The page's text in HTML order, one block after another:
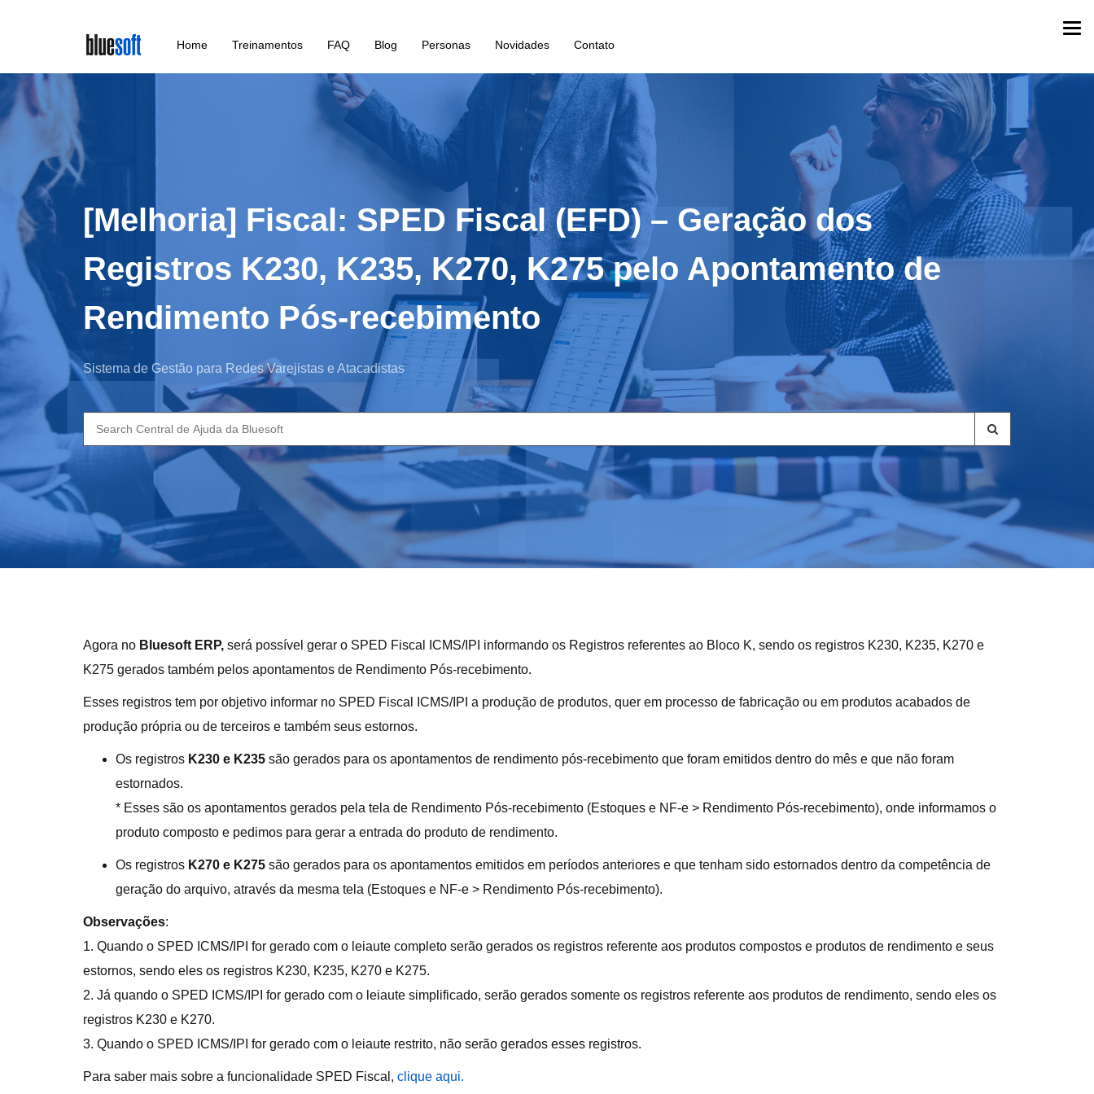
main
content
Home Treinamentos FAQ Blog Personas Novidades Contato
[Melhoria] Fiscal: SPED Fiscal (EFD) – Geração dos
Registros K230, K235, K270, K275 pelo Apontamento de
Rendimento Pós-recebimento
Sistema de Gestão para Redes Varejistas e Atacadistas
Search
for:
Agora no Bluesoft ERP, será possível gerar o SPED Fiscal ICMS/IPI informando os Registros referentes ao Bloco K, sendo os registros K230, K235, K270 e
K275 gerados também pelos apontamentos de Rendimento Pós-recebimento.
Esses registros tem por objetivo informar no SPED Fiscal ICMS/IPI a produção de produtos, quer em processo de fabricação ou em produtos acabados de
produção própria ou de terceiros e também seus estornos.
Os registros K230 e K235 são gerados para os apontamentos de rendimento pós-recebimento que foram emitidos dentro do mês e que não foram
estornados.
* Esses são os apontamentos gerados pela tela de Rendimento Pós-recebimento (Estoques e NF-e > Rendimento Pós-recebimento), onde informamos o
produto composto e pedimos para gerar a entrada do produto de rendimento.
Os registros K270 e K275 são gerados para os apontamentos emitidos em períodos anteriores e que tenham sido estornados dentro da competência de
geração do arquivo, através da mesma tela (Estoques e NF-e > Rendimento Pós-recebimento).
Observações:
1. Quando o SPED ICMS/IPI for gerado com o leiaute completo serão gerados os registros referente aos produtos compostos e produtos de rendimento e seus
estornos, sendo eles os registros K230, K235, K270 e K275.
2. Já quando o SPED ICMS/IPI for gerado com o leiaute simplificado, serão gerados somente os registros referente aos produtos de rendimento, sendo eles os
registros K230 e K270.
3. Quando o SPED ICMS/IPI for gerado com o leiaute restrito, não serão gerados esses registros.
Para saber mais sobre a funcionalidade SPED Fiscal, clique aqui.